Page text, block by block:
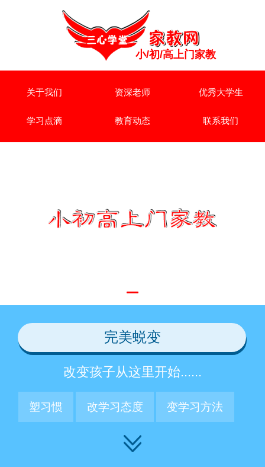
小/初/高上门家教
关于我们 资深老师 优秀大学生
学习点滴 教育动态 联系我们
完美蜕变
改变孩子从这里开始......
塑习惯 改学习态度 变学习方法